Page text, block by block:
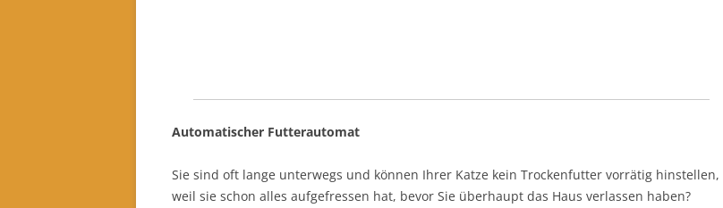
Automatischer Futterautomat
Sie sind oft lange unterwegs und können Ihrer Katze kein Trockenfutter vorrätig hinstellen,
weil sie schon alles aufgefressen hat, bevor Sie überhaupt das Haus verlassen haben?